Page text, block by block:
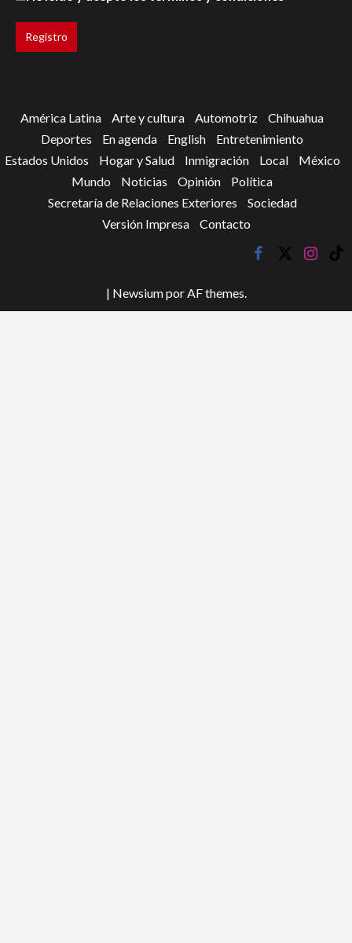
América Latina Arte y cultura Automotriz
Chihuahua
Deportes
En agenda English
Entretenimiento
Estados Unidos
Hogar y Salud Inmigración Local
México
Mundo
Noticias Opinión
Política
Secretaría de Relaciones Exteriores
Sociedad
Versión Impresa
Contacto
facebook
twitter
tik
| Newsiumpor AF themes.